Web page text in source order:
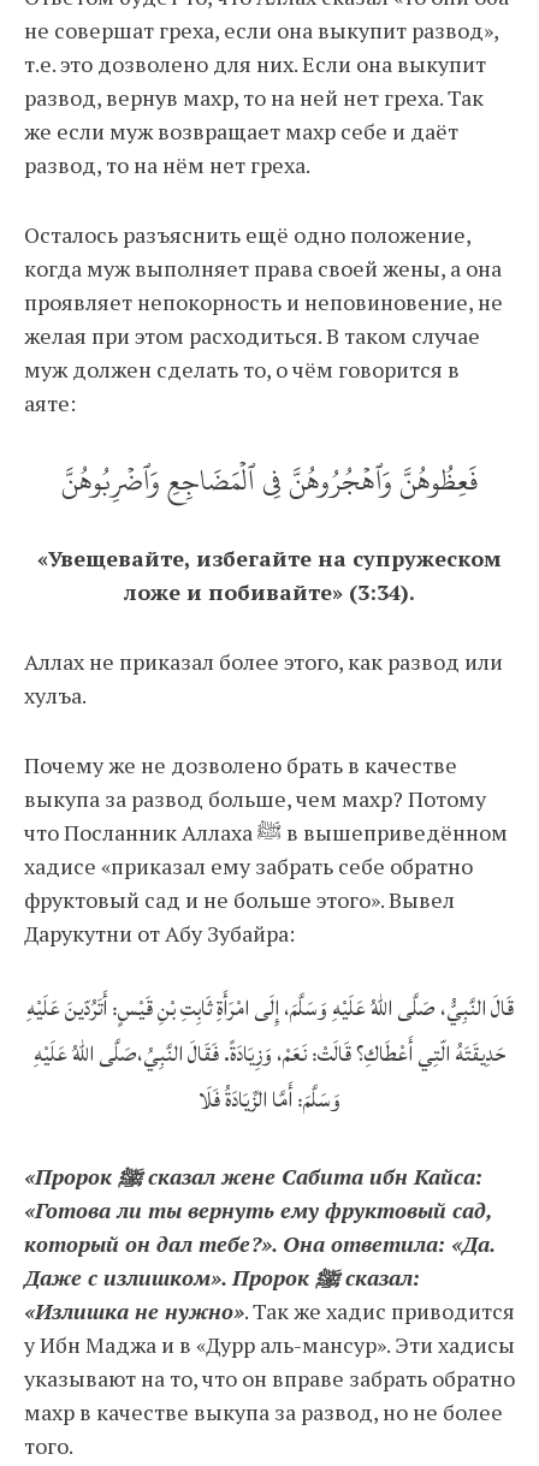
не совершат греха, если она выкупит развод»,
т.е. это дозволено для них. Если она выкупит
развод, вернув махр, то на ней нет греха. Так
же если муж возвращает махр себе и даёт
развод, то на нём нет греха.
Осталось разъяснить ещё одно положение,
когда муж выполняет права своей жены, а она
проявляет непокорность и неповиновение, не
желая при этом расходиться. В таком случае
муж должен сделать то, о чём говорится в
аяте:
فَعِظُوهُنَّ وَٱهۡجُرُوهُنَّ فِي ٱلۡمَضَاجِعِ وَٱضۡرِبُوهُنَّ
«Увещевайте, избегайте на супружеском
ложе и побивайте» (3:34).
Аллах не приказал более этого, как развод или
хулъа.
Почему же не дозволено брать в качестве
выкупа за развод больше, чем махр? Потому
что Посланник Аллаха ﷺ в вышеприведённом
хадисе «приказал ему забрать себе обратно
фруктовый сад и не больше этого». Вывел
Дарукутни от Абу Зубайра:
قَالَ النَّبِيُّ، صَلَّى اللهُ عَلَيْهِ وَسَلَّمَ، إِلَى امْرَأَةِ ثَابِتِ بْنِ قَيْسٍ: أَتَرُدّينَ عَلَيْهِ
حَدِيقَتَهُ الّتِي أَعْطَاكِ؟ قَالَتْ: نَعَمْ، وَزِيَادَةً. فَقَالَ النَّبِيُ،صَلَّى اللهُ عَلَيْهِ
وَسَلَّمَ: أَمَّا الزِّيَادَةُ فَلَا
«Пророк ﷺ сказал жене Сабита ибн Кайса:
«Готова ли ты вернуть ему фруктовый сад,
который он дал тебе?». Она ответила: «Да.
Даже с излишком». Пророк ﷺ сказал:
«Излишка не нужно». Так же хадис приводится
у Ибн Маджа и в «Дурр аль-мансур». Эти хадисы
указывают на то, что он вправе забрать обратно
махр в качестве выкупа за развод, но не более
того.